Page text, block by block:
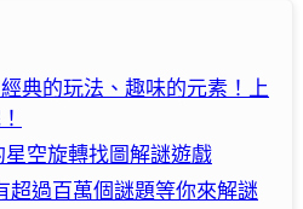
經典的玩法、趣味的元素！上
空旋轉找圖解謎遊戲
超過百萬個謎題等你來解謎